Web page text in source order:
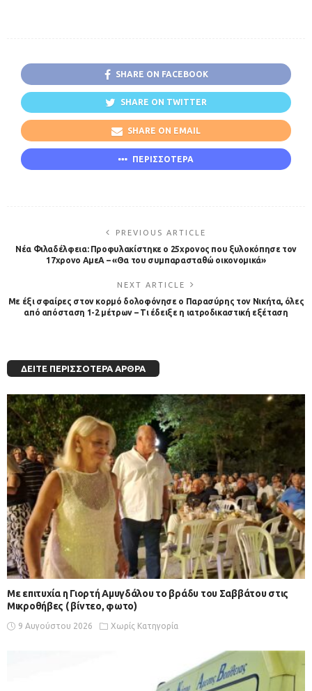
SHARE ON FACEBOOK
SHARE ON TWITTER
SHARE ON EMAIL
ΠΕΡΙΣΣΟΤΕΡΑ
PREVIOUS ARTICLE
Νέα Φιλαδέλφεια: Προφυλακίστηκε ο 25χρονος που ξυλοκόπησε τον
17χρονο ΑμεΑ – «Θα του συμπαρασταθώ οικονομικά»
NEXT ARTICLE
Με έξι σφαίρες στον κορμό δολοφόνησε ο Παρασύρης τον Νικήτα, όλες
από απόσταση 1-2 μέτρων – Τι έδειξε η ιατροδικαστική εξέταση
ΔΕΊΤΕ ΠΕΡΙΣΣΌΤΕΡΑ ΆΡΘΡΑ
Με επιτυχία η Γιορτή Αμυγδάλου το βράδυ του Σαββάτου στις
Μικροθήβες ( βίντεο, φωτο)
9 Αυγούστου 2026 Χωρίς Κατηγορία